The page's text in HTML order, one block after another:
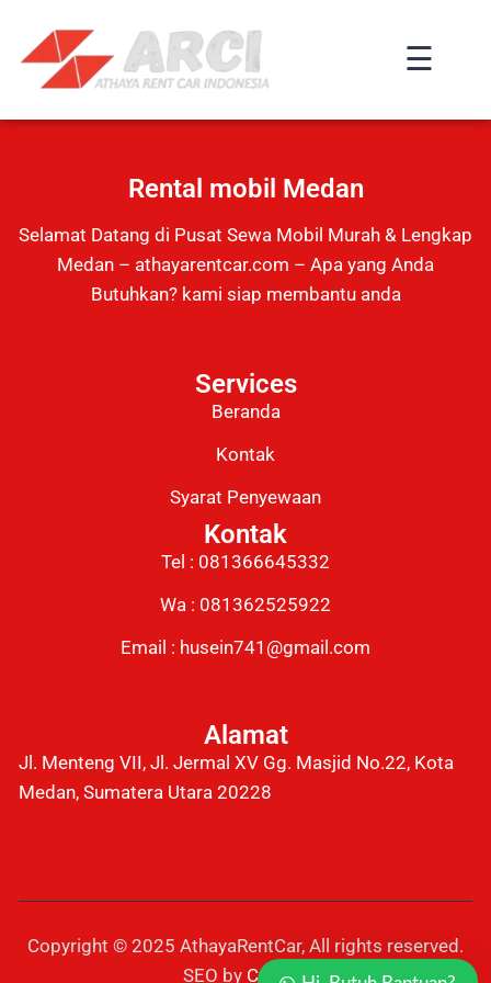
×
☰
Rental mobil Medan
Selamat Datang di Pusat Sewa Mobil Murah & Lengkap
Medan – athayarentcar.com – Apa yang Anda
Butuhkan? kami siap membantu anda
Services
Beranda
Kontak
Syarat Penyewaan
Kontak
Tel : 081366645332
Wa : 081362525922
Email : husein741@gmail.com
Alamat
Jl. Menteng VII, Jl. Jermal XV Gg. Masjid No.22, Kota
Medan, Sumatera Utara 20228
Copyright © 2025 AthayaRentCar, All rights reserved.
SEO by Capcui.